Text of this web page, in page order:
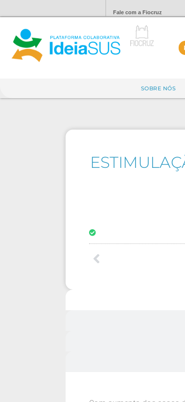
Fale com a Fiocruz
SOBRE NÓS